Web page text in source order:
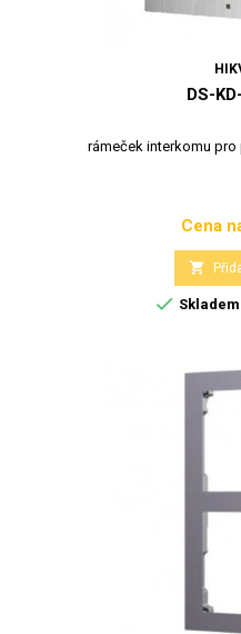
DS-
rámeček interkomu
Cena

